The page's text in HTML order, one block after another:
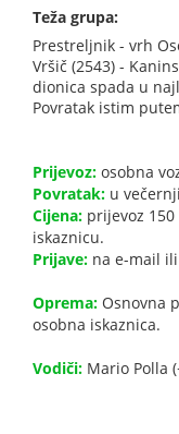
Teža grupa:
Prestreljnik - vrh
Vršič (2543) -
dionica spada u
Povratak istim
Prijevoz: osobna
Povratak: u
Cijena: prijevoz
iskaznicu.
Prijave: na e-mail
Oprema: Osnovna
osobna iskaznica.
Vodiči: Mario Polla